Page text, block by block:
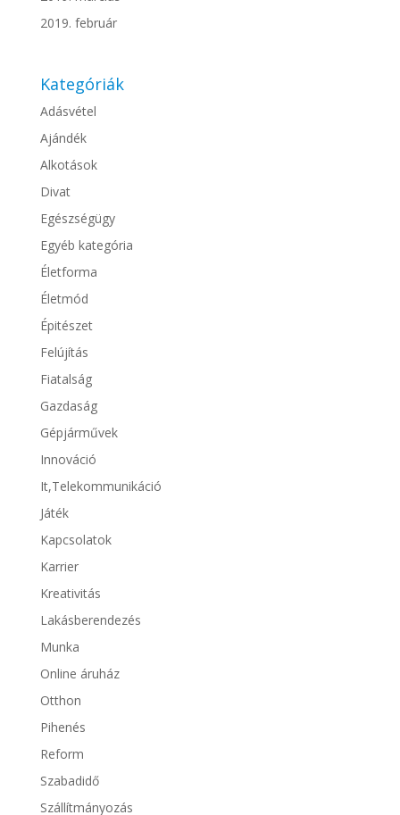
2019. február
Kategóriák
Adásvétel
Ajándék
Alkotások
Divat
Egészségügy
Egyéb kategória
Életforma
Életmód
Épitészet
Felújítás
Fiatalság
Gazdaság
Gépjárművek
Innováció
It,Telekommunikáció
Játék
Kapcsolatok
Karrier
Kreativitás
Lakásberendezés
Munka
Online áruház
Otthon
Pihenés
Reform
Szabadidő
Szállítmányozás